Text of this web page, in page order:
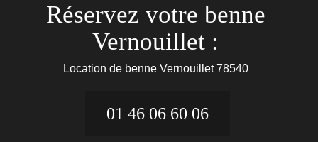
Réservez votre benne
Vernouillet :
Location de benne Vernouillet 78540
01 46 06 60 06